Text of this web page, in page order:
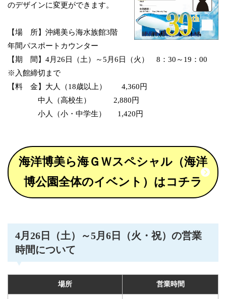
のデザインに変更ができます。
【場 所】沖縄美ら海水族館3階
年間パスポートカウンター
【期 間】4月26日（土）～5月6日（火） 8：30～19：00
※入館締切まで
【料 金】大人（18歳以上） 4,360円
中人（高校生） 2,880円
小人（小・中学生） 1,420円
海洋博美ら海ＧＷスペシャル（海洋
博公園全体のイベント）はコチラ
4月26日（土）～5月6日（火・祝）の営業
時間について
場所 営業時間